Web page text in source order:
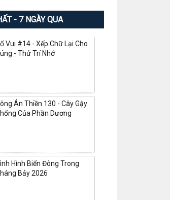
- 7 NGÀY QUA
Vui #14 - Xếp Chữ Lại Cho
- Thử Trí Nhớ
Án Thiền 130 - Cây Gậy
Của Phần Dương
Hình Biển Đông Trong
Bảy 2026